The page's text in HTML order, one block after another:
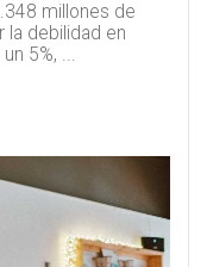
millones de
la debilidad en
5%, ...